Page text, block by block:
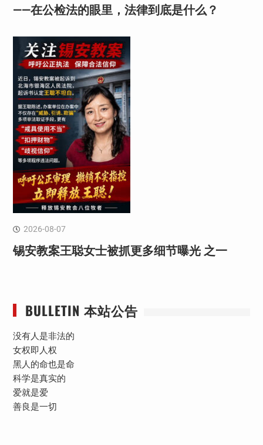
——在公检法的眼里，法律到底是什么？
2026-08-07
锡安教案王聪女士被抓更多细节曝光 之一
BULLETIN 本站公告
没有人是非法的
女权即人权
黑人的命也是命
科学是真实的
爱就是爱
善良是一切